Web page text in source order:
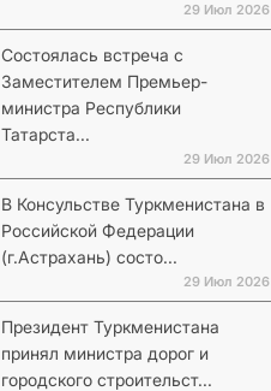
29 Июл 2026
Состоялась встреча с
Заместителем Премьер-
министра Республики
Татарста...
29 Июл 2026
В Консульстве Туркменистана в
Российской Федерации
(г.Астрахань) состо...
29 Июл 2026
Президент Туркменистана
принял министра дорог и
городского строительст...